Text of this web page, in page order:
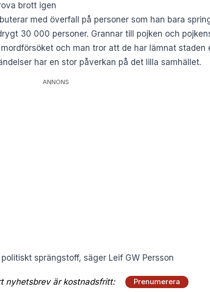
brott igen
med överfall på personer som han bara
30 000 personer. Grannar till pojken och
och man tror att de har lämnat
har en stor påverkan på det lilla samhället.
ANNONS
sprängstoff, säger Leif GW Persson
nyhetsbrev är kostnadsfritt: Prenumerera